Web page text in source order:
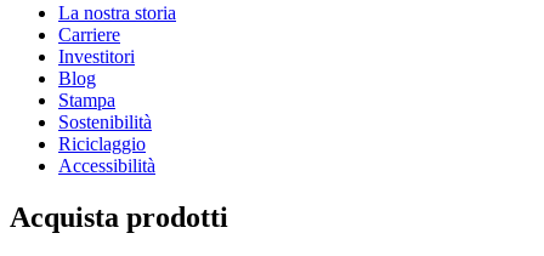
La nostra storia
Carriere
Investitori
Blog
Stampa
Sostenibilità
Riciclaggio
Accessibilità
Acquista prodotti